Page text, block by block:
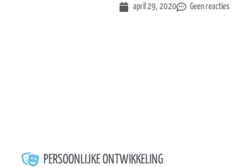
april 29, 2020 Geen reacties
PERSOONLIJKE ONTWIKKELING